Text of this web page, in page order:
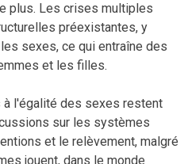
plus. Les crises multiples
préexistantes, y
sexes, ce qui entraîne des
et les filles.
l'égalité des sexes restent
sur les systèmes
et le relèvement, malgré
jouent, dans le monde